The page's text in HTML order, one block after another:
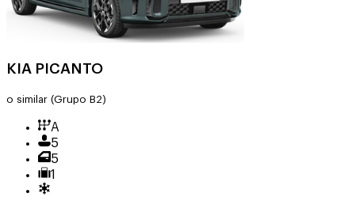
KIA PICANTO
o similar (Grupo B2)
A
5
5
1